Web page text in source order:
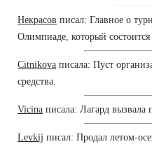
Некрасов писал: Главное о
Олимпиаде, который
Citnikova писала: Пуст
средства.
Vicina писала: Лагард вызвала
Levkij писал: Продал летом-